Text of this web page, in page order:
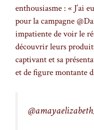
enthousiasme : « J’ai
pour la campagne
impatiente de voir le
découvrir leurs
captivant et sa
et de figure montante